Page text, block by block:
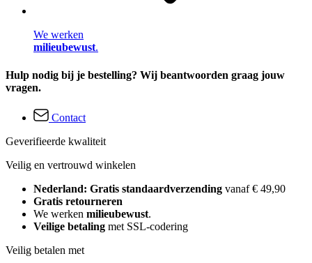
We werken
milieubewust.
Hulp nodig bij je bestelling? Wij beantwoorden graag jouw
vragen.
Contact
Geverifieerde kwaliteit
Veilig en vertrouwd winkelen
Nederland: Gratis standaardverzending vanaf € 49,90
Gratis retourneren
We werken milieubewust.
Veilige betaling met SSL-codering
Veilig betalen met